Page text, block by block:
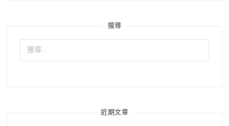
搜尋
搜
鍵
近期文章